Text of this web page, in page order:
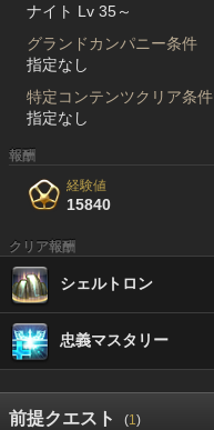
ナイト Lv 35～
グランドカンパニー条件
指定なし
特定コンテンツクリア条件
指定なし
報酬
経験値
15840
クリア報酬
シェルトロン
忠義マスタリー
前提クエスト (1)